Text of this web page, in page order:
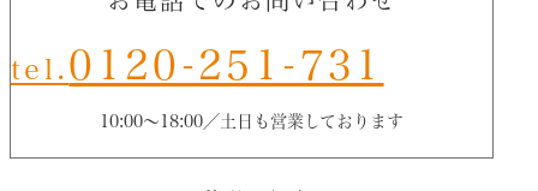
tel. 0120-251-731
10:00〜18:00 ／土日も営業しております